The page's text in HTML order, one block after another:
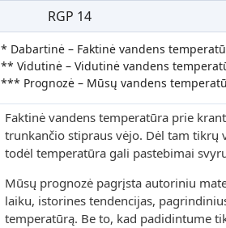
RGP 14
* Dabartinė – Faktinė vandens
** Vidutinė – Vidutinė vandens
*** Prognozė – Mūsų vandens
Faktinė vandens temperatūra prie
trunkančio stipraus vėjo. Dėl tam tikrų
todėl temperatūra gali pastebimai
Mūsų prognozė pagrįsta autoriniu
laiku, istorines tendencijas,
temperatūrą. Be to, kad padidintume